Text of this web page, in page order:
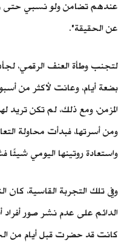
عندهم تضامن ولو نسبي حتى
عن الحقيقة".
لتجنب وطأة العنف الرقمي،
بضعة أيام، وعانت لأكثر من
المزمن، ومع ذلك، لم تكن تريد
ومن أسرتها، فبدأت محاولة
واستعادة روتينها اليومي شيئًا
وفي تلك التجربة القاسية،
الدائم على عدم نشر صور أفراد
كانت قد حضرت قبل أيام من